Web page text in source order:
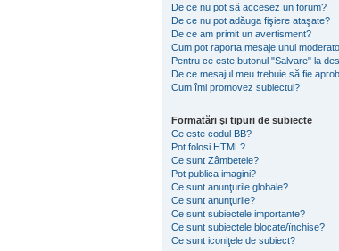
De ce nu pot să accesez un forum?
De ce nu pot adăuga fişiere ataşate?
De ce am primit un avertisment?
Cum pot raporta mesaje unui
Pentru ce este butonul "Salvare" la
De ce mesajul meu trebuie să fie
Cum îmi promovez subiectul?
Formatări şi tipuri de subiecte
Ce este codul BB?
Pot folosi HTML?
Ce sunt Zâmbetele?
Pot publica imagini?
Ce sunt anunţurile globale?
Ce sunt anunţurile?
Ce sunt subiectele importante?
Ce sunt subiectele blocate/închise?
Ce sunt iconiţele de subiect?